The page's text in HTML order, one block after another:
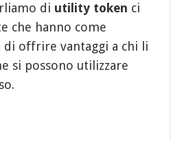
di utility token ci
che hanno come
offrire vantaggi a chi li
si possono utilizzare